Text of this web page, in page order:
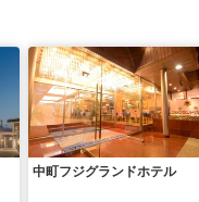
中町フジグランドホテル